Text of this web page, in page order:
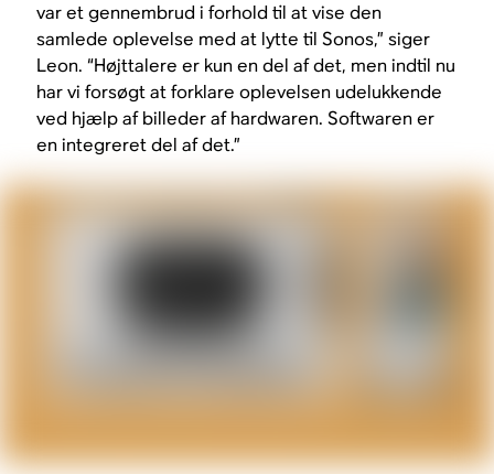
var et gennembrud i forhold til at vise den
samlede oplevelse med at lytte til Sonos,” siger
Leon. “Højttalere er kun en del af det, men indtil nu
har vi forsøgt at forklare oplevelsen udelukkende
ved hjælp af billeder af hardwaren. Softwaren er
en integreret del af det.”